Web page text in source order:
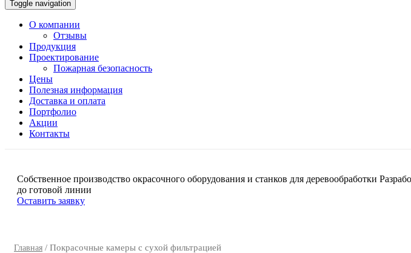
Toggle navigation
О компании
Отзывы
Продукция
Проектирование
Пожарная безопасность
Цены
Полезная информация
Доставка и оплата
Портфолио
Акции
Контакты
Собственное производство окрасочного оборудования и станков для деревообработки
до готовой линии
Оставить заявку
Главная / Покрасочные камеры с сухой фильтрацией